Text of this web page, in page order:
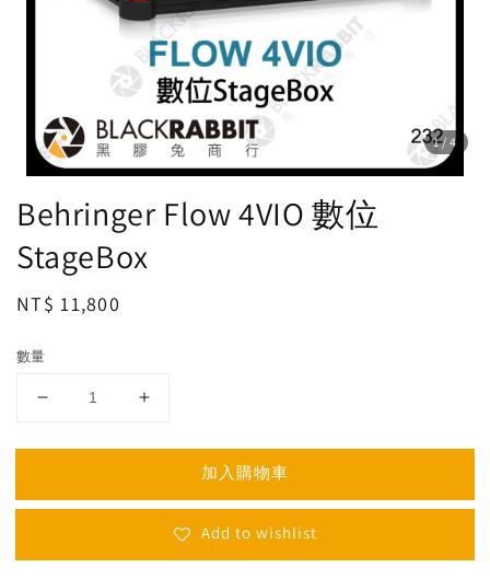
1/4
Behringer Flow 4VIO 數位
StageBox
Regular
NT$ 11,800
數量
加入購物車
Add to wishlist